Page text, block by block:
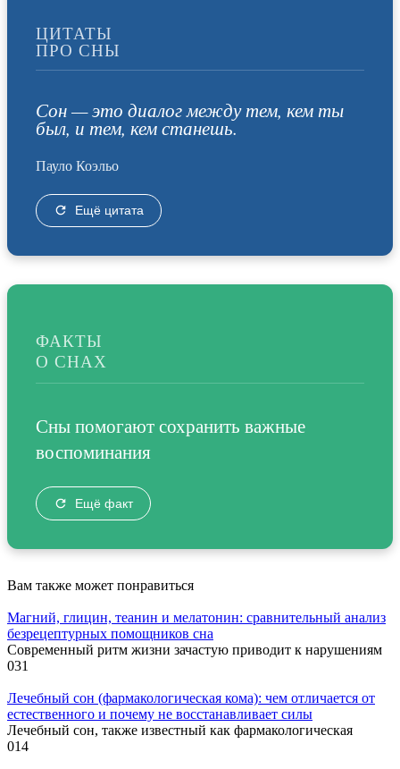
ЦИТАТЫ
ПРО СНЫ
Сон — это диалог между тем, кем ты
был, и тем, кем станешь.
Пауло Коэльо
Ещё цитата
ФАКТЫ
О СНАХ
Сны помогают сохранить важные
воспоминания
Ещё факт
Вам также может понравиться
Магний, глицин, теанин и мелатонин: сравнительный анализ
безрецептурных помощников сна
Современный ритм жизни зачастую приводит к нарушениям
031
Лечебный сон (фармакологическая кома): чем отличается от
естественного и почему не восстанавливает силы
Лечебный сон, также известный как фармакологическая
014